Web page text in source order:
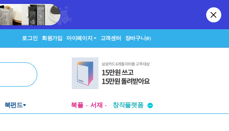
로그인 회원가입 마이페이지 고객센터 장바구니(0)
북펀드 북플 서재
투비컨티뉴드